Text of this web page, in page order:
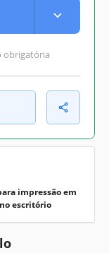
obrigatória
impressão em
escritório